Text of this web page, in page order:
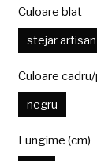
Culoare blat
stejar artisan
Culoare
negru
Lungime (cm)